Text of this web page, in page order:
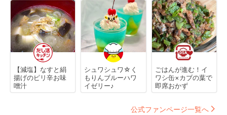
【減塩】なすと絹
揚げのピリ辛お味
噌汁
シュワシュワ☆く
もりんブルーハワ
イゼリー♪
ごはんが進む！イ
ワシ缶×カブの葉で
即席おかず
公式ファンページ一覧へ